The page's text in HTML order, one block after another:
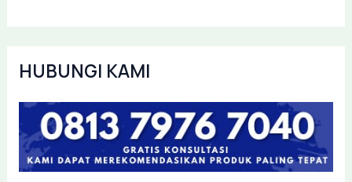
HUBUNGI KAMI